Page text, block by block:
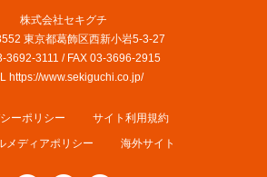
株式会社セキグチ
東京都葛飾区西新小岩5-3-27
3692-3111 / FAX 03-3696-2915
https://www.sekiguchi.co.jp/
ーポリシー
サイト利用規約
メディアポリシー
海外サイト